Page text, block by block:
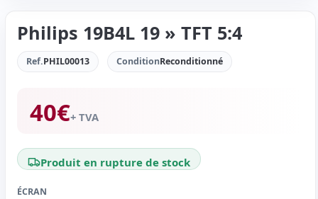
Philips 19B4L 19 » TFT 5:4
Ref.PHIL00013 ConditionReconditionné
40€+ TVA
Produit en rupture de stock
ÉCRAN